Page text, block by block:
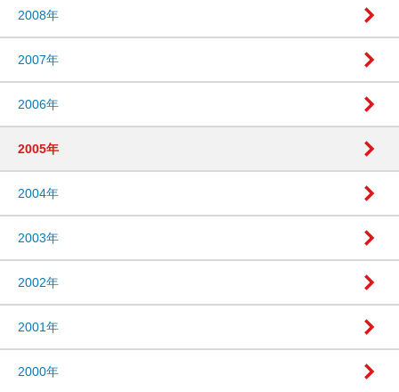
2008年
2007年
2006年
2005年
2004年
2003年
2002年
2001年
2000年